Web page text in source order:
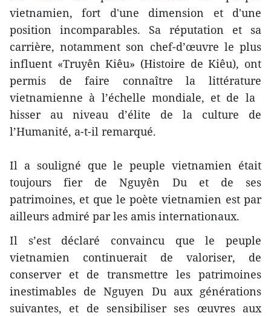
vietnamien, ​fort d'une dimension et d'une
position incomparables. Sa réputation et sa
carrière, notamment son chef-d’œuvre le plus
influent «Truyên Kiêu» (Histoire de Kiêu), ont
permis de faire connaître la littérature
vietnamienne à l’échelle mondiale, et de la ​
hisser au niveau d’élite de la culture de
l’Humanité, a-t-il remarqué.
Il a souligné que le peuple vietnamien était
toujours fier de Nguyên Du et de ses
patrimoines, et que le poète vietnamien est par
ailleurs admiré par les amis internationaux.
Il s’est déclaré convaincu que le peuple
vietnamien continuerait de valoriser, de
conserver et de transmettre les patrimoines
inestimables de Nguyen Du aux générations
suivantes, et de sensibiliser ses œuvres aux